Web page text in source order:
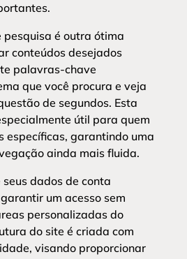
é outra ótima
conteúdos desejados
palavras-chave
que você procura e veja
de segundos. Esta
útil para quem
específicas, garantindo uma
ainda mais fluida.
dados de conta
um acesso sem
personalizadas do
do site é criada com
visando proporcionar